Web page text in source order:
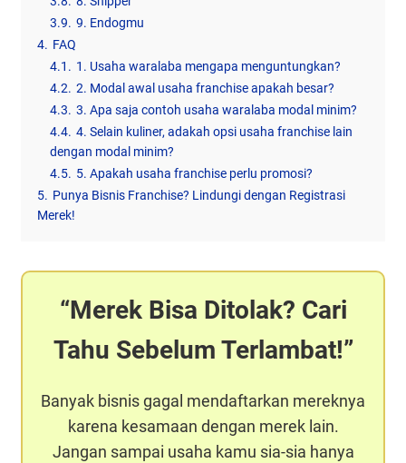
3.9. 9. Endogmu
4. FAQ
4.1. 1. Usaha waralaba mengapa menguntungkan?
4.2. 2. Modal awal usaha franchise apakah besar?
4.3. 3. Apa saja contoh usaha waralaba modal minim?
4.4. 4. Selain kuliner, adakah opsi usaha franchise lain
dengan modal minim?
4.5. 5. Apakah usaha franchise perlu promosi?
5. Punya Bisnis Franchise? Lindungi dengan Registrasi
Merek!
Merek Bisa Ditolak? Cari
Tahu Sebelum Terlambat!
Banyak bisnis gagal mendaftarkan mereknya
karena kesamaan dengan merek lain.
Jangan sampai usaha kamu sia-sia hanya